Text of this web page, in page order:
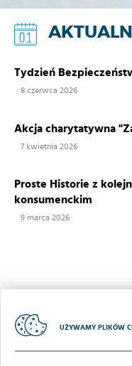
UŻYWAMY PLIKÓW
Tydzień
8 czerwca 2026
Akcja charytatywna
7 kwietnia 2026
Proste Historie z
konsumenckim
9 marca 2026